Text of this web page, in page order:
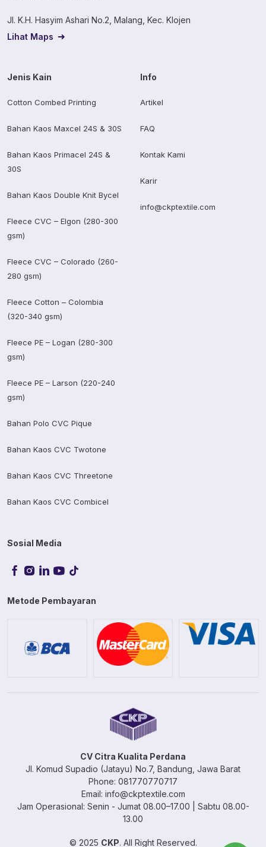
Jl. K.H. Hasyim Ashari No.2, Malang, Kec. Klojen
Lihat Maps
Jenis Kain
Cotton Combed Printing
Bahan Kaos Maxcel 24S & 30S
Bahan Kaos Primacel 24S &
30S
Bahan Kaos Double Knit Bycel
Fleece CVC – Elgon (280-300
gsm)
Fleece CVC – Colorado (260-
280 gsm)
Fleece Cotton – Colombia
(320-340 gsm)
Fleece PE – Logan (280-300
gsm)
Fleece PE – Larson (220-240
gsm)
Bahan Polo CVC Pique
Bahan Kaos CVC Twotone
Bahan Kaos CVC Threetone
Bahan Kaos CVC Combicel
Info
Artikel
FAQ
Kontak Kami
Karir
info@ckptextile.com
Sosial Media
Metode Pembayaran
CV Citra Kualita Perdana
Jl. Komud Supadio (Jatayu) No.7, Bandung, Jawa Barat
Phone: 081770770717
Email: info@ckptextile.com
Jam Operasional: Senin - Jumat 08.00–17.00 | Sabtu 08.00-
13.00
© 2025 CKP. All Right Reserved.